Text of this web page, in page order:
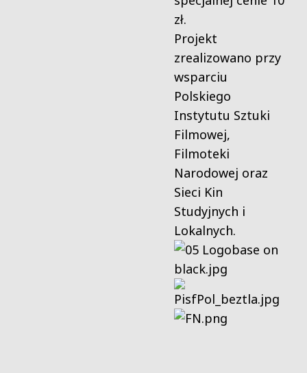
zł.
Projekt
zrealizowano przy
wsparciu
Polskiego
Instytutu Sztuki
Filmowej,
Filmoteki
Narodowej oraz
Sieci Kin
Studyjnych i
Lokalnych.